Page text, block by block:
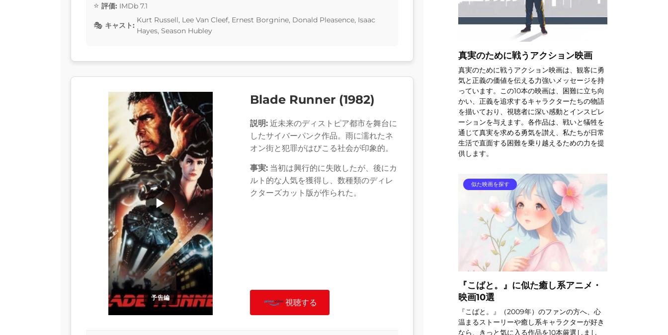
評価: IMDb 7.1
キャスト:
Kurt Russell, Lee Van Cleef, Ernest Borgnine, Donald Pleasence, Isaac
Hayes, Season Hubley
予告編
▶
Blade Runner (1982)
説明: 近未来のディストピア都市を舞台に
したサイバーパンク作品。雨に濡れたネ
オン街と犯罪がはびこる社会が印象的。
事実: 当初は興行的に失敗したが、後にカ
ルト的な人気を獲得し、数種類のディレ
クターズカット版が作られた。
視聴する
真実のために戦うアクション映画
真実のために戦うアクション映画は、観客に勇
気と正義の価値を伝える力強いメッセージを持
っています。この10本の映画は、困難に立ち向
かい、正義を追求するキャラクターたちの物語
を描いており、視聴者に深い感動とインスピレ
ーションを与えます。各作品は、戦いと犠牲を
通じて真実を求める勇気を讃え、私たちが日常
生活で直面する困難を乗り越えるための力を提
供します。
似た映画を探す
『こばと。』に似た癒し系アニメ・
映画10選
『こばと。』（2009年）のファンの方へ、心
温まるストーリーや癒し系キャラクターが好き
なら、きっと気に入る作品を10本厳選しまし